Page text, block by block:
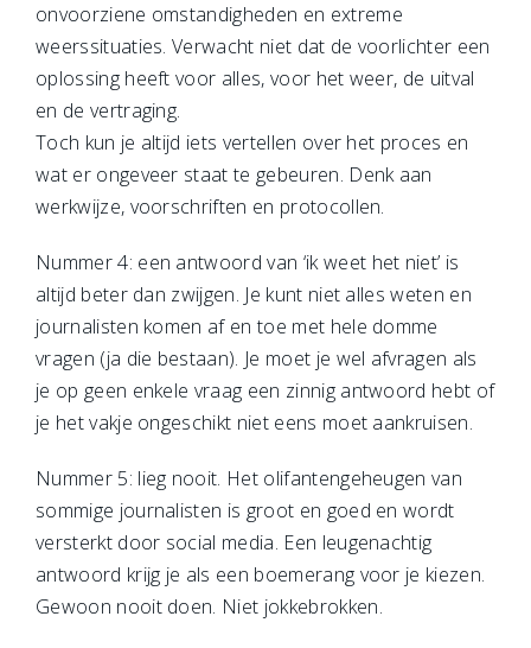
onvoorziene omstandigheden en extreme
weerssituaties. Verwacht niet dat de voorlichter een
oplossing heeft voor alles, voor het weer, de uitval
en de vertraging.
Toch kun je altijd iets vertellen over het proces en
wat er ongeveer staat te gebeuren. Denk aan
werkwijze, voorschriften en protocollen.
Nummer 4: een antwoord van ‘ik weet het niet’ is
altijd beter dan zwijgen. Je kunt niet alles weten en
journalisten komen af en toe met hele domme
vragen (ja die bestaan). Je moet je wel afvragen als
je op geen enkele vraag een zinnig antwoord hebt of
je het vakje ongeschikt niet eens moet aankruisen.
Nummer 5: lieg nooit. Het olifantengeheugen van
sommige journalisten is groot en goed en wordt
versterkt door social media. Een leugenachtig
antwoord krijg je als een boemerang voor je kiezen.
Gewoon nooit doen. Niet jokkebrokken.